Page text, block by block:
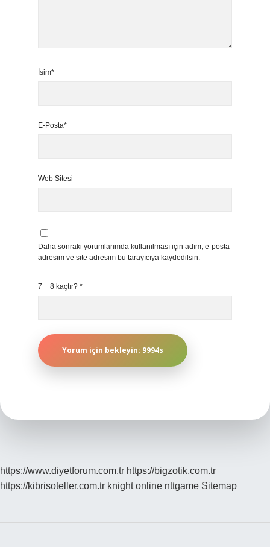
İsim*
E-Posta*
Web Sitesi
Daha sonraki yorumlarımda kullanılması için adım, e-posta
adresim ve site adresim bu tarayıcıya kaydedilsin.
7 + 8 kaçtır? *
https://www.diyetforum.com.tr https://bigzotik.com.tr
https://kibrisoteller.com.tr knight online nttgame Sitemap